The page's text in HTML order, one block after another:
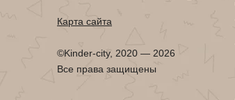
Карта сайта
©Kinder-city, 2020 — 2026
Все права защищены